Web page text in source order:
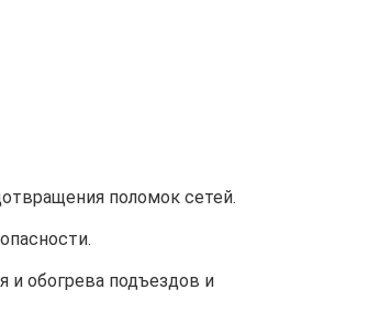
поломок сетей.
и обогрева подъездов и